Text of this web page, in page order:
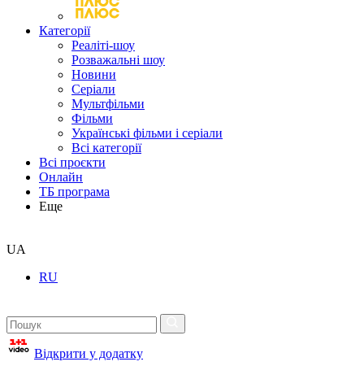
Категорії
Реаліті-шоу
Розважальні шоу
Новини
Серіали
Мультфільми
Фільми
Українські фільми і серіали
Всі категорії
Всі проєкти
Онлайн
ТБ програма
Еще
UA
RU
Відкрити у додатку